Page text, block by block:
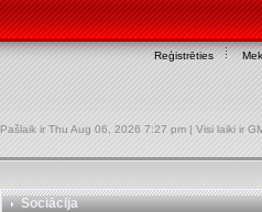
Reģistrēties
Pašlaik ir Thu Aug 06, 2026 7:27 pm | Visi laiki ir
Sociācija